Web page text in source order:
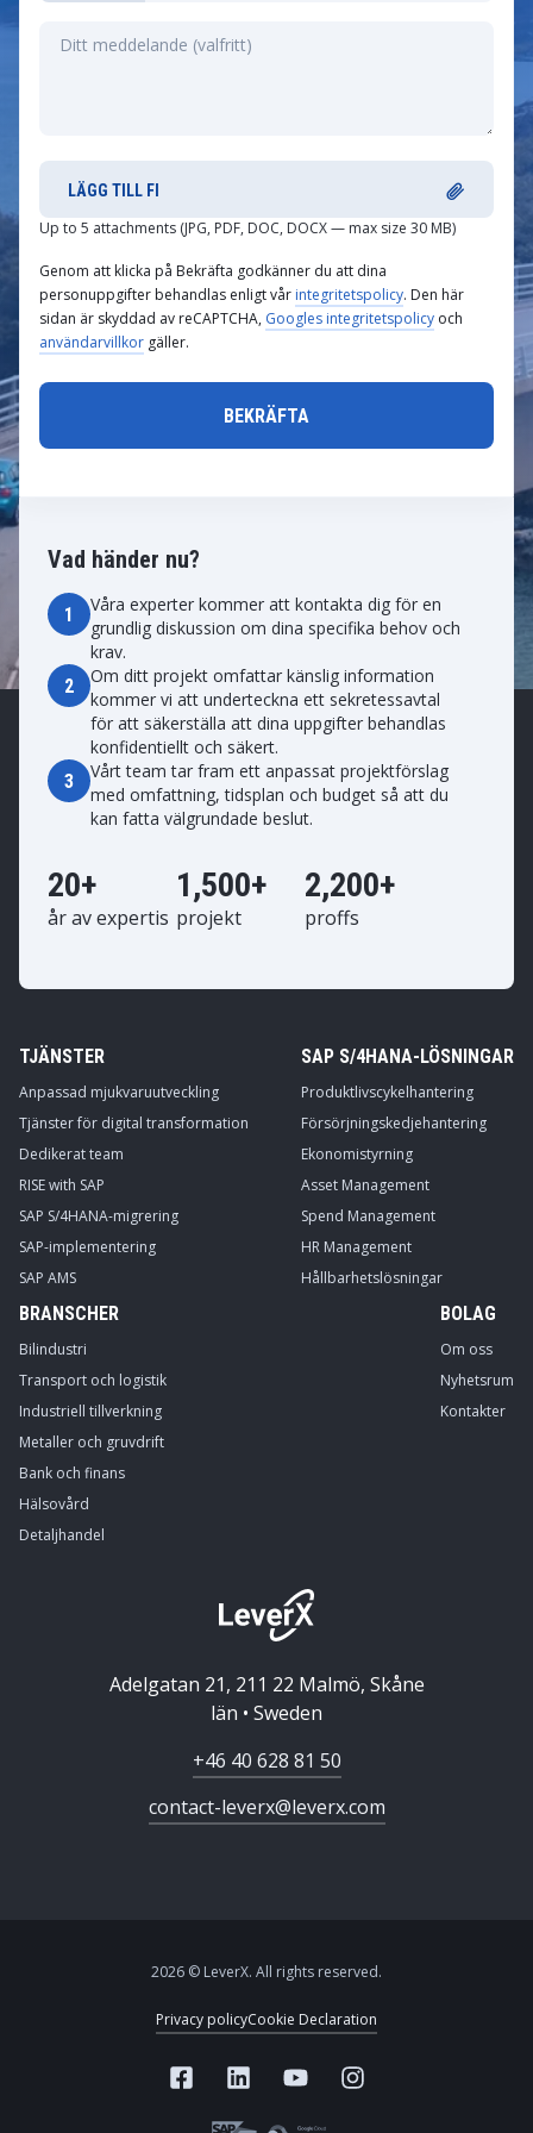
Vad händer nu?
1
Våra experter kommer att kontakta dig för en
grundlig diskussion om dina specifika behov och
krav.
2
Om ditt projekt omfattar känslig information
kommer vi att underteckna ett sekretessavtal
för att säkerställa att dina uppgifter behandlas
konfidentiellt och säkert.
3
Vårt team tar fram ett anpassat projektförslag
med omfattning, tidsplan och budget så att du
kan fatta välgrundade beslut.
20+
år av expertis
1,500+
projekt
2,200+
proffs
LÄGG TILL FI
Up to 5 attachments (JPG, PDF, DOC, DOCX — max size 30 MB)
Genom att klicka på Bekräfta godkänner du att dina
personuppgifter behandlas enligt vår integritetspolicy. Den här
sidan är skyddad av reCAPTCHA, Googles integritetspolicy och
användarvillkor gäller.
TJÄNSTER
Anpassad mjukvaruutveckling
Tjänster för digital transformation
Dedikerat team
RISE with SAP
SAP S/4HANA-migrering
SAP-implementering
SAP AMS
SAP S/4HANA-LÖSNINGAR
Produktlivscykelhantering
Försörjningskedjehantering
Ekonomistyrning
Asset Management
Spend Management
HR Management
Hållbarhetslösningar
BRANSCHER
Bilindustri
Transport och logistik
Industriell tillverkning
Metaller och gruvdrift
Bank och finans
Hälsovård
Detaljhandel
BOLAG
Om oss
Nyhetsrum
Kontakter
Adelgatan 21, 211 22 Malmö, Skåne
län • Sweden
+46 40 628 81 50
contact-leverx@leverx.com
2026 © LeverX. All rights reserved.
Privacy policyCookie Declaration